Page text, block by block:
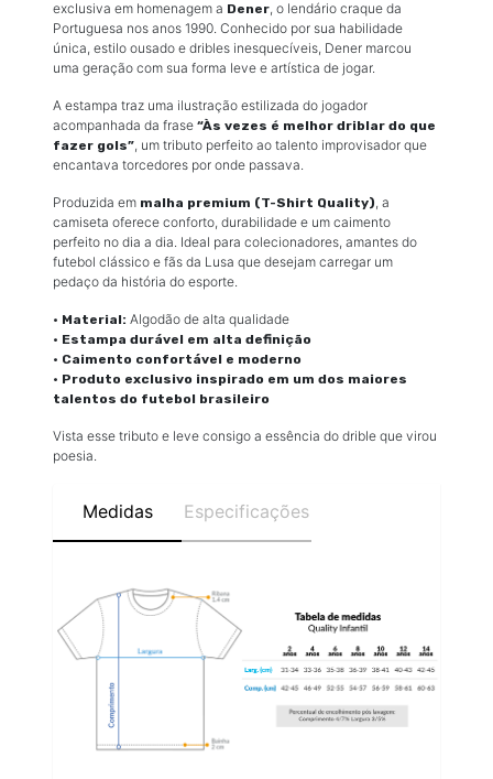
exclusiva em homenagem a Dener, o lendário craque da
Portuguesa nos anos 1990. Conhecido por sua habilidade
única, estilo ousado e dribles inesquecíveis, Dener marcou
uma geração com sua forma leve e artística de jogar.
A estampa traz uma ilustração estilizada do jogador
acompanhada da frase “Às vezes é melhor driblar do que
fazer gols”, um tributo perfeito ao talento improvisador que
encantava torcedores por onde passava.
Produzida em malha premium (T-Shirt Quality), a
camiseta oferece conforto, durabilidade e um caimento
perfeito no dia a dia. Ideal para colecionadores, amantes do
futebol clássico e fãs da Lusa que desejam carregar um
pedaço da história do esporte.
• Material: Algodão de alta qualidade
• Estampa durável em alta definição
• Caimento confortável e moderno
• Produto exclusivo inspirado em um dos maiores
talentos do futebol brasileiro
Vista esse tributo e leve consigo a essência do drible que virou
poesia.
Medidas Especificações